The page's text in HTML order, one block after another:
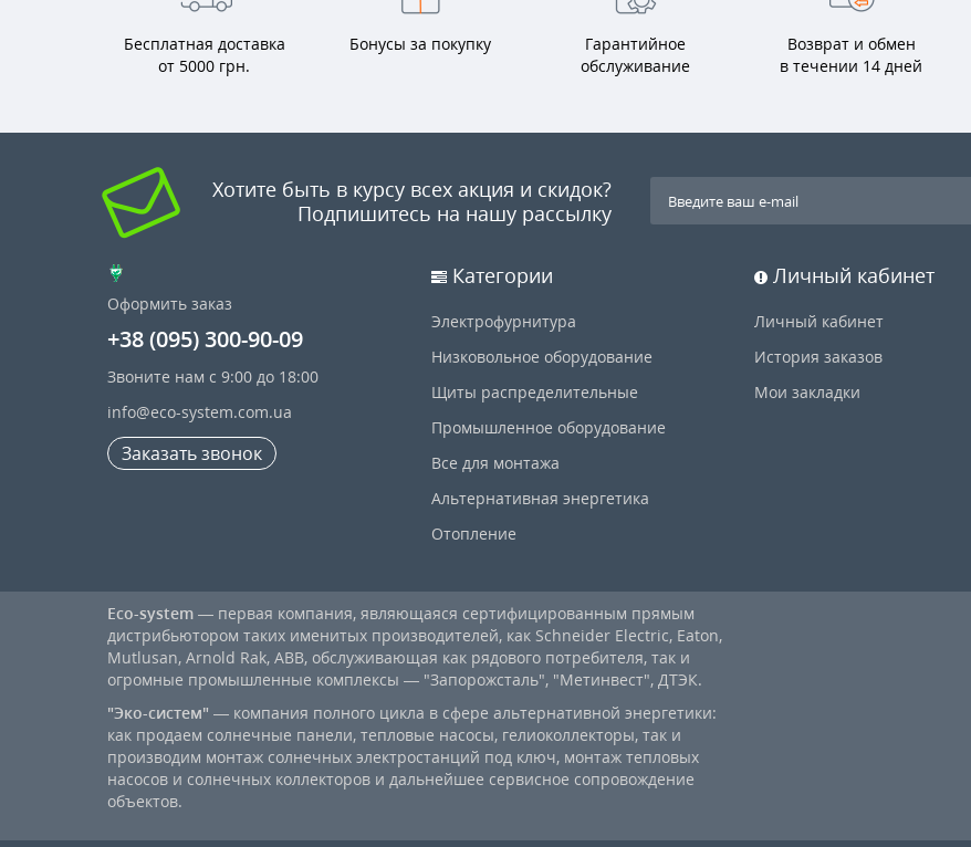
Бесплатная доставка
от 5000 грн.
Бонусы за покупку
Гарантийное
обслуживание
Возврат и обмен
в течении 14 дней
Хотите быть в курсу всех акция и скидок?
Подпишитесь на нашу рассылку
Оформить заказ
+38 (095) 300-90-09
Звоните нам с 9:00 до 18:00
info@eco-system.com.ua
Заказать звонок
Категории
Электрофурнитура
Низковольное оборудование
Щиты распределительные
Промышленное оборудование
Все для монтажа
Альтернативная энергетика
Отопление
Личный кабинет
Личный кабинет
История заказов
Мои закладки
Eco-system — первая компания, являющаяся сертифицированным прямым
дистрибьютором таких именитых производителей, как Schneider Electric, Eaton,
Mutlusan, Arnold Rak, ABB, обслуживающая как рядового потребителя, так и
огромные промышленные комплексы — "Запорожсталь", "Метинвест", ДТЭК.
"Эко-систем" — компания полного цикла в сфере альтернативной энергетики:
как продаем солнечные панели, тепловые насосы, гелиоколлекторы, так и
производим монтаж солнечных электростанций под ключ, монтаж тепловых
насосов и солнечных коллекторов и дальнейшее сервисное сопровождение
объектов.